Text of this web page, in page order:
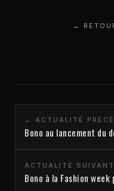
←
← ACTUALITÉ
Bono au lancement du
ACTUALITÉ
Bono à la Fashion